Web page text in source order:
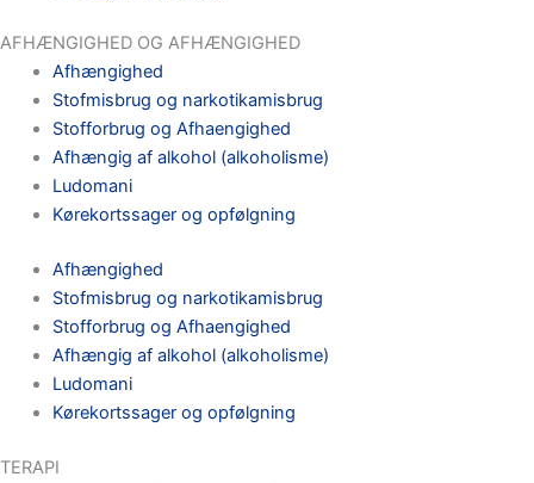
AFHÆNGIGHED OG AFHÆNGIGHED
Afhængighed
Stofmisbrug og narkotikamisbrug
Stofforbrug og Afhaengighed
Afhængig af alkohol (alkoholisme)
Ludomani
Kørekortssager og opfølgning
Afhængighed
Stofmisbrug og narkotikamisbrug
Stofforbrug og Afhaengighed
Afhængig af alkohol (alkoholisme)
Ludomani
Kørekortssager og opfølgning
TERAPI